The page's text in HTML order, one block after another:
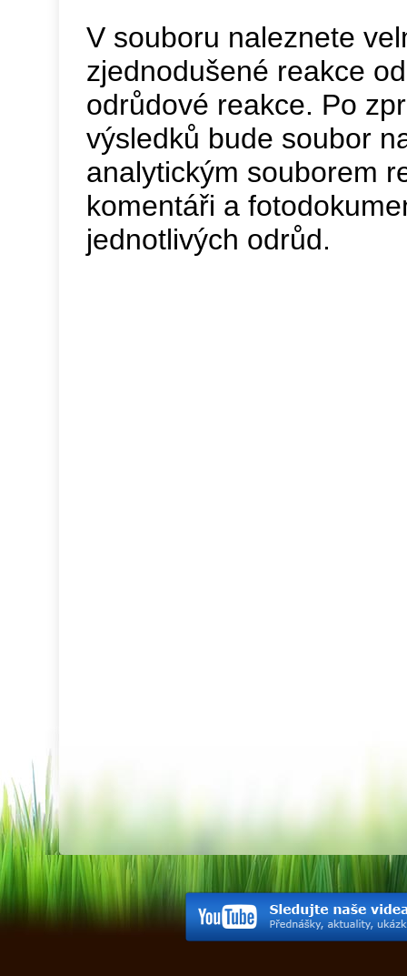
V souboru naleznete
zjednodušené reakce
odrůdové reakce. Po
výsledků bude soubor
analytickým souborem
komentáři a
jednotlivých odrůd.